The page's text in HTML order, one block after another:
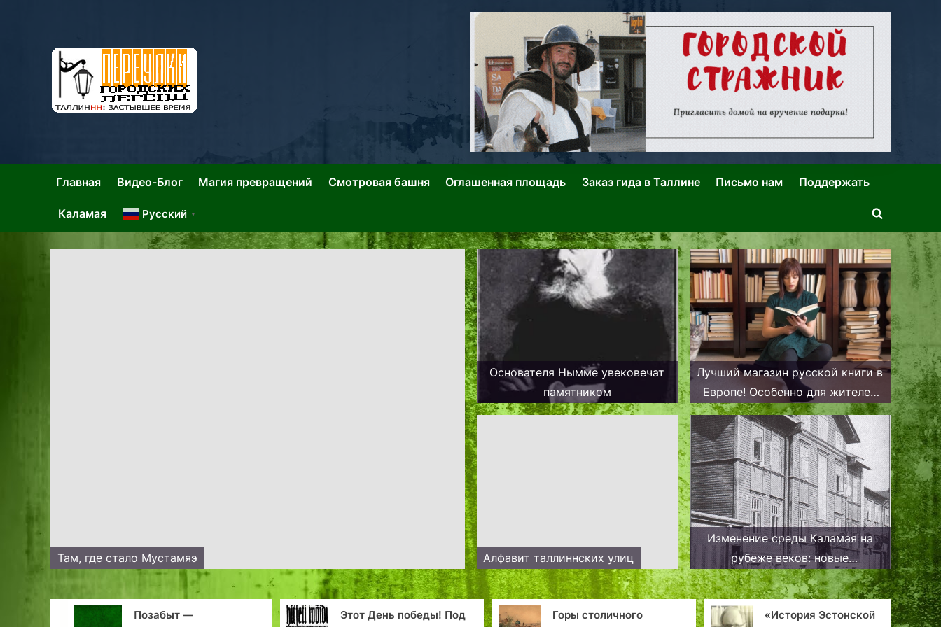
Таллин: Переулки Городских Легенд
Главная Видео-Блог Магия превращений Смотровая башня Оглашенная площадь Заказ гида в Таллине Письмо нам Поддержать
Каламая Русский ▼
Toggle
search
form
Там, где стало Мустамяэ
Основателя Нымме увековечат
памятником
Лучший магазин русской книги в
Европе! Особенно для жителей
Прибалтики.
Алфавит таллиннских улиц
Изменение среды Каламая на
рубеже веков: новые
многоквартирные дома и
повседневная жизнь района
Этот День победы! Под
Горы столичного
«История Эстонской
Сокровища